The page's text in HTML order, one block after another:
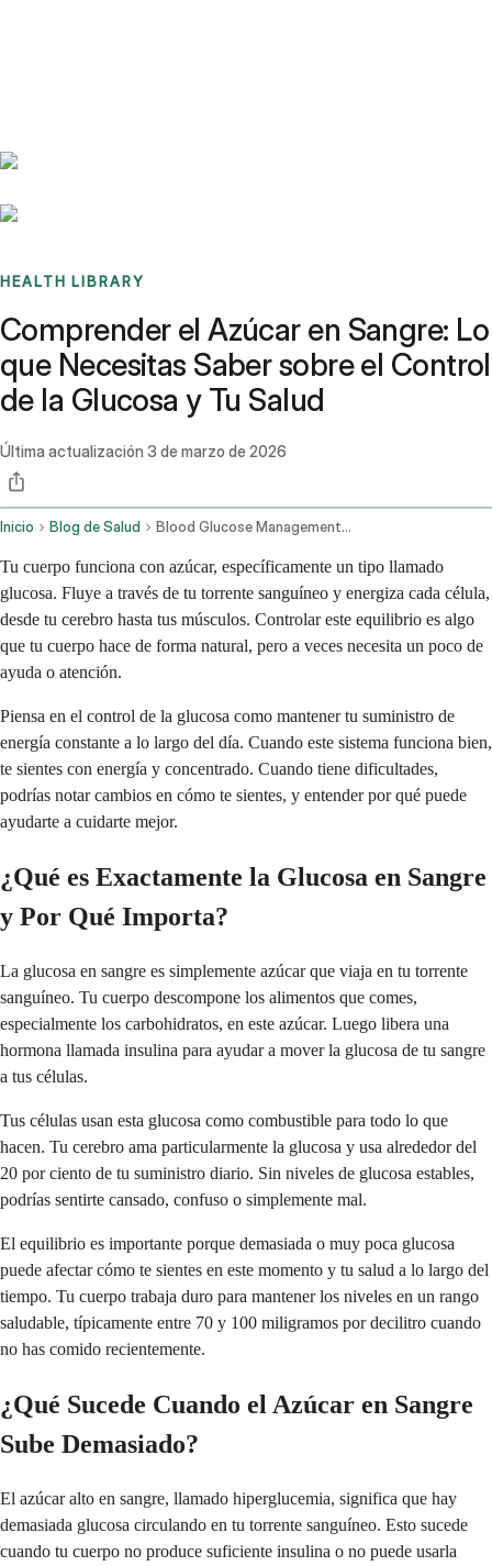
HEALTH LIBRARY
Comprender el Azúcar en Sangre: Lo
que Necesitas Saber sobre el Control
de la Glucosa y Tu Salud
Última actualización 3 de marzo de 2026
Inicio Blog de Salud Blood Glucose Management And Related Health Conditions
Tu cuerpo funciona con azúcar, específicamente un tipo llamado
glucosa. Fluye a través de tu torrente sanguíneo y energiza cada célula,
desde tu cerebro hasta tus músculos. Controlar este equilibrio es algo
que tu cuerpo hace de forma natural, pero a veces necesita un poco de
ayuda o atención.
Piensa en el control de la glucosa como mantener tu suministro de
energía constante a lo largo del día. Cuando este sistema funciona bien,
te sientes con energía y concentrado. Cuando tiene dificultades,
podrías notar cambios en cómo te sientes, y entender por qué puede
ayudarte a cuidarte mejor.
¿Qué es Exactamente la Glucosa en Sangre
y Por Qué Importa?
La glucosa en sangre es simplemente azúcar que viaja en tu torrente
sanguíneo. Tu cuerpo descompone los alimentos que comes,
especialmente los carbohidratos, en este azúcar. Luego libera una
hormona llamada insulina para ayudar a mover la glucosa de tu sangre
a tus células.
Tus células usan esta glucosa como combustible para todo lo que
hacen. Tu cerebro ama particularmente la glucosa y usa alrededor del
20 por ciento de tu suministro diario. Sin niveles de glucosa estables,
podrías sentirte cansado, confuso o simplemente mal.
El equilibrio es importante porque demasiada o muy poca glucosa
puede afectar cómo te sientes en este momento y tu salud a lo largo del
tiempo. Tu cuerpo trabaja duro para mantener los niveles en un rango
saludable, típicamente entre 70 y 100 miligramos por decilitro cuando
no has comido recientemente.
¿Qué Sucede Cuando el Azúcar en Sangre
Sube Demasiado?
El azúcar alto en sangre, llamado hiperglucemia, significa que hay
demasiada glucosa circulando en tu torrente sanguíneo. Esto sucede
cuando tu cuerpo no produce suficiente insulina o no puede usarla